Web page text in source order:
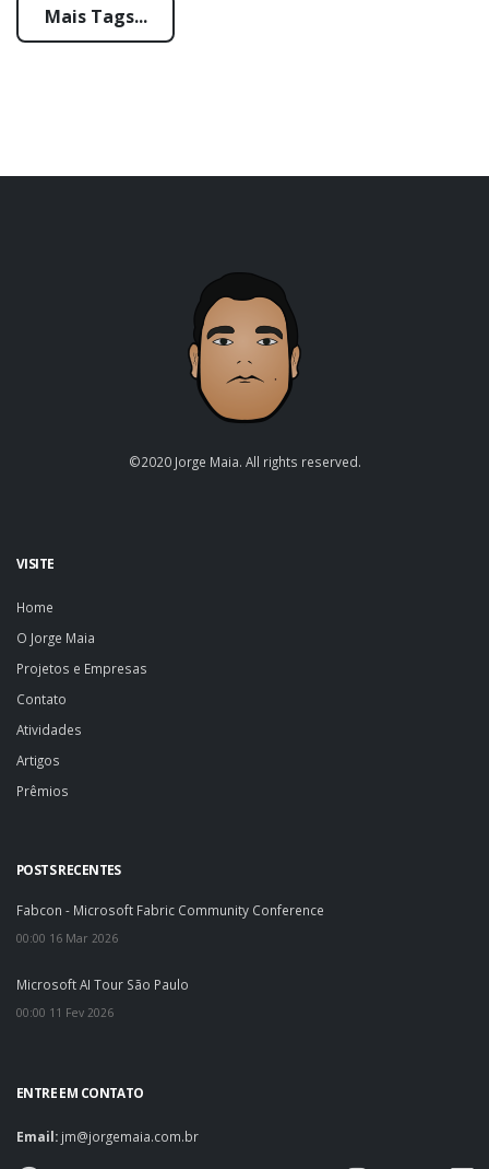
Mais Tags...
©2020 Jorge Maia. All rights reserved.
VISITE
Home
O Jorge Maia
Projetos e Empresas
Contato
Atividades
Artigos
Prêmios
POSTS RECENTES
Fabcon - Microsoft Fabric Community Conference
00:00 16 Mar 2026
Microsoft AI Tour São Paulo
00:00 11 Fev 2026
ENTRE EM CONTATO
Email: jm@jorgemaia.com.br